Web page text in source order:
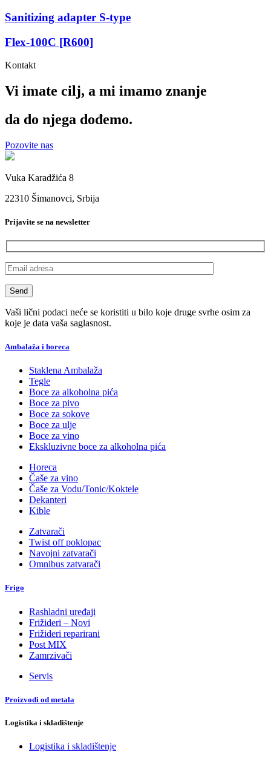
Sanitizing adapter S-type
Flex-100C [R600]
Kontakt
Vi imate cilj, a mi imamo znanje
da do njega dođemo.
Pozovite nas
Vuka Karadžića 8
22310 Šimanovci, Srbija
Prijavite se na newsletter
Vaši lični podaci neće se koristiti u bilo koje druge svrhe osim za
koje je data vaša saglasnost.
Ambalaža i horeca
Staklena Ambalaža
Tegle
Boce za alkoholna pića
Boce za pivo
Boce za sokove
Boce za ulje
Boce za vino
Ekskluzivne boce za alkoholna pića
Horeca
Čaše za vino
Čaše za Vodu/Tonic/Koktele
Dekanteri
Kible
Zatvarači
Twist off poklopac
Navojni zatvarači
Omnibus zatvarači
Frigo
Rashladni uređaji
Frižideri – Novi
Frižideri reparirani
Post MIX
Zamrzivači
Servis
Proizvodi od metala
Logistika i skladištenje
Logistika i skladištenje